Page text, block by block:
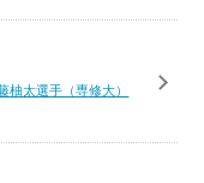
太選手（専修大）